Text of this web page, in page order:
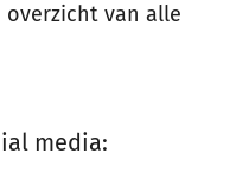
van alle
media: